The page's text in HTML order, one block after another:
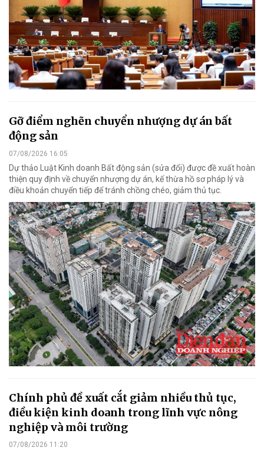
Gỡ điểm nghẽn chuyển nhượng dự án bất
động sản
07/08/2026 16:05
Dự thảo Luật Kinh doanh Bất động sản (sửa đổi) được đề xuất hoàn
thiện quy định về chuyển nhượng dự án, kế thừa hồ sơ pháp lý và
điều khoản chuyển tiếp để tránh chồng chéo, giảm thủ tục.
Chính phủ đề xuất cắt giảm nhiều thủ tục,
điều kiện kinh doanh trong lĩnh vực nông
nghiệp và môi trường
07/08/2026 11:20